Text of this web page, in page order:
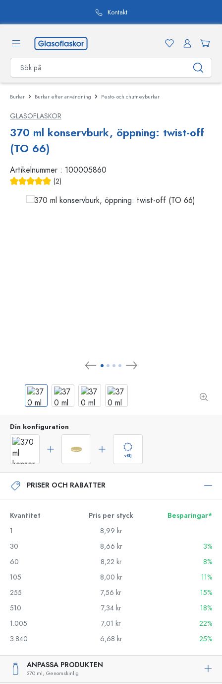
Kontakt
Burkar Burkar efter användning Pesto- och chutneyburkar
GLASOFLASKOR
370 ml konservburk, öppning: twist-off
(TO 66)
Artikelnummer : 100005860
(2)
Din konfiguration
välj
PRISER OCH RABATTER
Kvantitet Pris per styck
Besparingar*
1
8,99 kr
30
8,66 kr
3%
60
8,22 kr
8%
105
8,00 kr
11%
255
7,56 kr
15%
510
7,34 kr
18%
1.005
7,01 kr
22%
3.840
6,68 kr 25%
ANPASSA PRODUKTEN
370 ml, Genomskinlig